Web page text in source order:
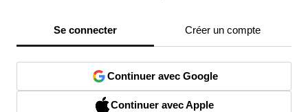
Se connecter Créer un compte
Continuer avec Google
Continuer avec Apple